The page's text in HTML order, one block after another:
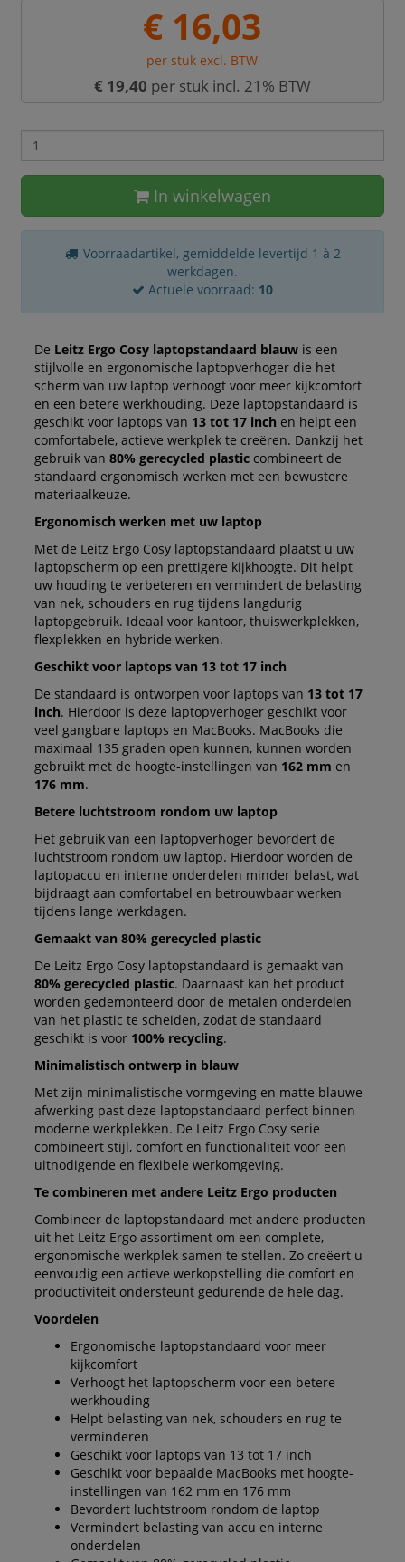
€ 16,03
per stuk excl. BTW
€ 19,40 per stuk incl. 21% BTW
In winkelwagen
Voorraadartikel, gemiddelde levertijd 1 à 2
werkdagen.
Actuele voorraad: 10
De Leitz Ergo Cosy laptopstandaard blauwis een
stijlvolle en ergonomische laptopverhoger die het
scherm van uw laptop verhoogt voor meer kijkcomfort
en een betere werkhouding. Deze laptopstandaard is
geschikt voor laptops van 13 tot 17 inch en helpt een
comfortabele, actieve werkplek te creëren. Dankzij het
gebruik van 80% gerecycled plasticcombineert de
standaard ergonomisch werken met een bewustere
materiaalkeuze.
Ergonomisch werken met uw laptop
Met de Leitz Ergo Cosy laptopstandaard plaatst u uw
laptopscherm op een prettigere kijkhoogte. Dit helpt
uw houding te verbeteren en vermindert de belasting
van nek, schouders en rug tijdens langdurig
laptopgebruik. Ideaal voor kantoor, thuiswerkplekken,
flexplekken en hybride werken.
Geschikt voor laptops van 13 tot 17 inch
De standaard is ontworpen voor laptops van 13 tot 17
inch. Hierdoor is deze laptopverhoger geschikt voor
veel gangbare laptops en MacBooks. MacBooks die
maximaal 135 graden open kunnen, kunnen worden
gebruikt met de hoogte-instellingen van 162 mm en
176 mm.
Betere luchtstroom rondom uw laptop
Het gebruik van een laptopverhoger bevordert de
luchtstroom rondom uw laptop. Hierdoor worden de
laptopaccu en interne onderdelen minder belast, wat
bijdraagt aan comfortabel en betrouwbaar werken
tijdens lange werkdagen.
Gemaakt van 80% gerecycled plastic
De Leitz Ergo Cosy laptopstandaard is gemaakt van
80% gerecycled plastic. Daarnaast kan het product
worden gedemonteerd door de metalen onderdelen
van het plastic te scheiden, zodat de standaard
geschikt is voor 100% recycling.
Minimalistisch ontwerp in blauw
Met zijn minimalistische vormgeving en matte blauwe
afwerking past deze laptopstandaard perfect binnen
moderne werkplekken. De Leitz Ergo Cosy serie
combineert stijl, comfort en functionaliteit voor een
uitnodigende en flexibele werkomgeving.
Te combineren met andere Leitz Ergo producten
Combineer de laptopstandaard met andere producten
uit het Leitz Ergo assortiment om een complete,
ergonomische werkplek samen te stellen. Zo creëert u
eenvoudig een actieve werkopstelling die comfort en
productiviteit ondersteunt gedurende de hele dag.
Voordelen
Ergonomische laptopstandaard voor meer
kijkcomfort
Verhoogt het laptopscherm voor een betere
werkhouding
Helpt belasting van nek, schouders en rug te
verminderen
Geschikt voor laptops van 13 tot 17 inch
Geschikt voor bepaalde MacBooks met hoogte-
instellingen van 162 mm en 176 mm
Bevordert luchtstroom rondom de laptop
Vermindert belasting van accu en interne
onderdelen